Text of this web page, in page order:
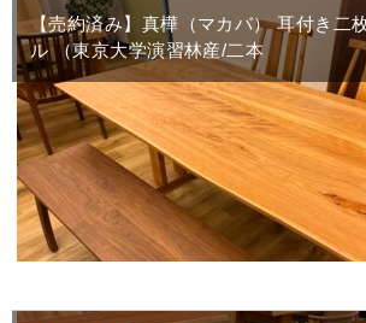
【売約済み】真樺（マカバ） 耳付き二
ル （東京大学演習林産/二本